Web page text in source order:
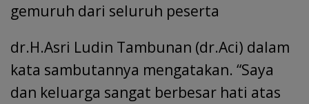
gemuruh dari seluruh peserta
dr.H.Asri Ludin Tambunan (dr.Aci) dalam
kata sambutannya mengatakan. “Saya
dan keluarga sangat berbesar hati atas